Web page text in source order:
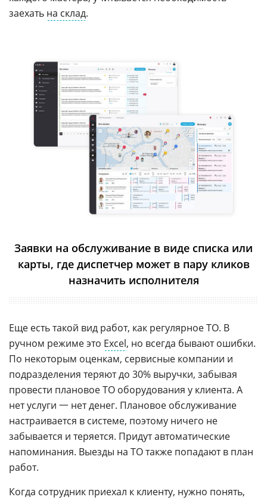
заехать на склад.
Заявки на обслуживание в виде списка или
карты, где диспетчер может в пару кликов
назначить исполнителя
Еще есть такой вид работ, как регулярное ТО. В
ручном режиме это Excel, но всегда бывают ошибки.
По некоторым оценкам, сервисные компании и
подразделения теряют до 30% выручки, забывая
провести плановое ТО оборудования у клиента. А
нет услуги 一 нет денег. Плановое обслуживание
настраивается в системе, поэтому ничего не
забывается и теряется. Придут автоматические
напоминания. Выезды на ТО также попадают в план
работ.
Когда сотрудник приехал к клиенту, нужно понять,